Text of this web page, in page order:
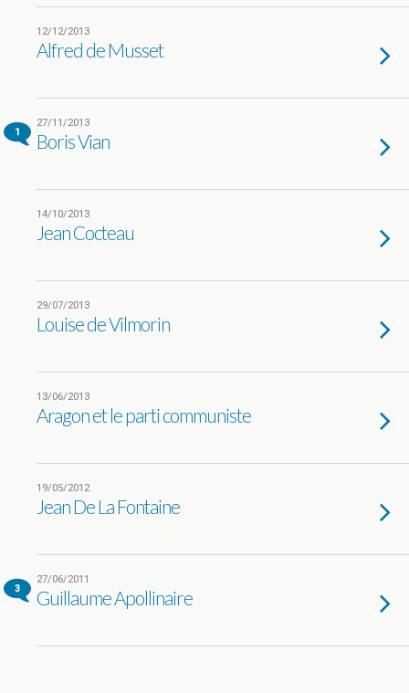
12/12/2013
Alfred de Musset
1
27/11/2013
Boris Vian
14/10/2013
Jean Cocteau
29/07/2013
Louise de Vilmorin
13/06/2013
Aragon et le parti communiste
19/05/2012
Jean De La Fontaine
3
27/06/2011
Guillaume Apollinaire